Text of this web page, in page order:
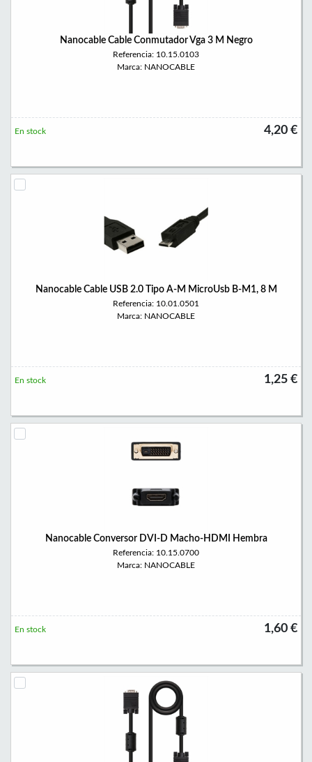
Nanocable Cable Conmutador Vga 3 M Negro
Referencia: 10.15.0103
Marca: NANOCABLE
4,20 €
En stock
Nanocable Cable USB 2.0 Tipo A-M MicroUsb B-M1, 8 M
Referencia: 10.01.0501
Marca: NANOCABLE
1,25 €
En stock
Nanocable Conversor DVI-D Macho-HDMI Hembra
Referencia: 10.15.0700
Marca: NANOCABLE
1,60 €
En stock